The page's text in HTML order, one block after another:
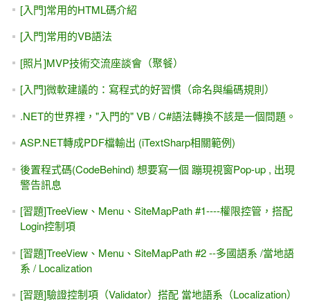
[入門]常用的HTML碼介紹
[入門]常用的VB語法
[照片]MVP技術交流座談會（聚餐）
[入門]微軟建議的：寫程式的好習慣（命名與編碼規則）
.NET的世界裡，"入門的" VB / C#語法轉換不該是一個問題。
ASP.NET轉成PDF檔輸出 (iTextSharp相關範例)
後置程式碼(CodeBehind) 想要寫一個 蹦現視窗Pop-up , 出現
警告訊息
[習題]TreeView、Menu、SiteMapPath #1----權限控管，搭配
Login控制項
[習題]TreeView、Menu、SiteMapPath #2 --多國語系 /當地語
系 / Localization
[習題]驗證控制項（Validator）搭配 當地語系（Localization）